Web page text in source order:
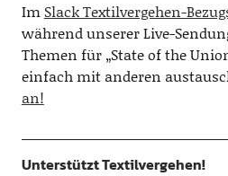
Im Slack Textilvergehen-
während unserer Live-
Themen für „State of the
einfach mit anderen
an!
Unterstützt Textilvergehen!